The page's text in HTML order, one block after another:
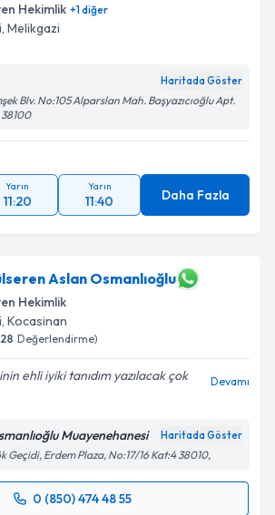
Hekimlik +1diğer
, Melikgazi
Haritada Göster
Blv. No:105 Alparslan Mah. Başyazıcıoğlu Apt.
38100
Yarın
11:20
Yarın
11:40 Daha Fazla
Aslan Osmanlıoğlu
Hekimlik
, Kocasinan
Değerlendirme)
ehli iyiki tanıdım yazılacak çok
Devamı
Muayenehanesi Haritada Göster
Geçidi, Erdem Plaza, No:17/16 Kat:4 38010,
0 (850) 474 48 55
Talebi